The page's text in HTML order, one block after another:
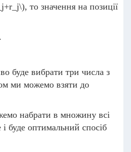
, то значення на позиції
буде вибрати три числа з
ми можемо взяти до
набрати в множину всі
буде оптимальний спосіб